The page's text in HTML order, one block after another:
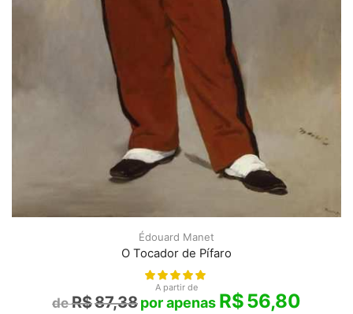
Édouard Manet
O Tocador de Pífaro
A partir de
R$87,38 R$56,80